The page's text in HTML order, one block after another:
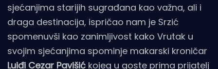
sjećanjima starijih sugrađana kao važna, ali i
draga destinacija, ispričao nam je Srzić
spomenuvši kao zanimljivost kako Vrutak u
svojim sjećanjima spominje makarski kroničar
Luiđi Cezar Pavišić kojeg u goste prima prijatelj